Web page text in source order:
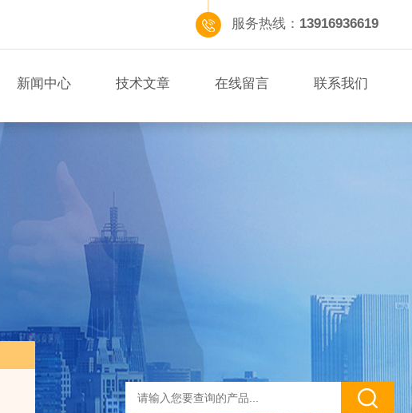
服务热线： 13916936619
新闻中心 技术文章 在线留言 联系我们